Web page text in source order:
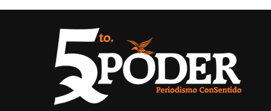
Tras una cumbre bilateral en Beijing, ambos países
a vehículos eléctricos chinos y la disminución
de tarifas al canola canadiense, en un intento por
estabilizar relaciones económicas.
10. EE.UU. y Taiwán reducen